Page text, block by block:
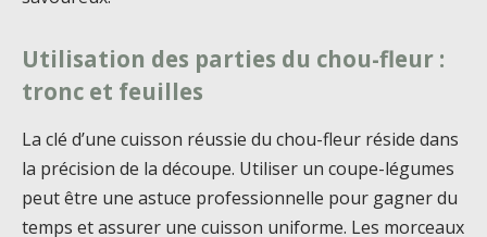
Utilisation des parties du chou-fleur :
tronc et feuilles
La clé d’une cuisson réussie du chou-fleur réside dans
la précision de la découpe. Utiliser un coupe-légumes
peut être une astuce professionnelle pour gagner du
temps et assurer une cuisson uniforme. Les morceaux